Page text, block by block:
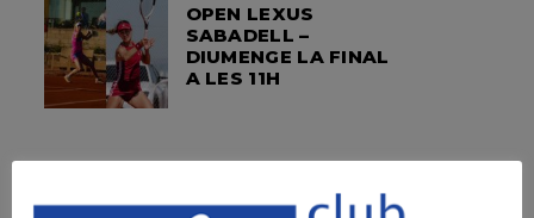
OPEN LEXUS
SABADELL –
DIUMENGE LA FINAL
A LES 11H